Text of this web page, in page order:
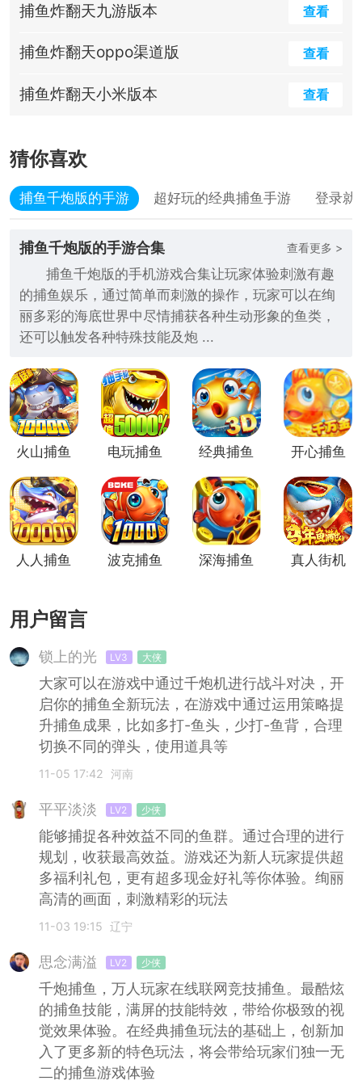
捕鱼炸翻天九游版本 查看
捕鱼炸翻天oppo渠道版 查看
捕鱼炸翻天小米版本 查看
猜你喜欢
捕鱼千炮版的手游 超好玩的经典捕鱼手游 登录就
捕鱼千炮版的手游合集 查看更多 >
捕鱼千炮版的手机游戏合集让玩家体验刺激有趣
的捕鱼娱乐，通过简单而刺激的操作，玩家可以在绚
丽多彩的海底世界中尽情捕获各种生动形象的鱼类，
还可以触发各种特殊技能及炮 ...
火山捕鱼
电玩捕鱼
经典捕鱼
开心捕鱼
人人捕鱼
波克捕鱼
深海捕鱼
真人街机
用户留言
锁上的光 LV3 大侠
大家可以在游戏中通过千炮机进行战斗对决，开
启你的捕鱼全新玩法，在游戏中通过运用策略提
升捕鱼成果，比如多打-鱼头，少打-鱼背，合理
切换不同的弹头，使用道具等
11-05 17:42 河南
平平淡淡 LV2 少侠
能够捕捉各种效益不同的鱼群。通过合理的进行
规划，收获最高效益。游戏还为新人玩家提供超
多福利礼包，更有超多现金好礼等你体验。绚丽
高清的画面，刺激精彩的玩法
11-03 19:15 辽宁
思念满溢 LV2 少侠
千炮捕鱼，万人玩家在线联网竞技捕鱼。最酷炫
的捕鱼技能，满屏的技能特效，带给你极致的视
觉效果体验。在经典捕鱼玩法的基础上，创新加
入了更多新的特色玩法，将会带给玩家们独一无
二的捕鱼游戏体验